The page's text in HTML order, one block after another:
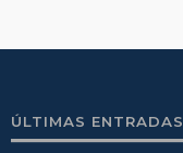
ÚLTIMAS ENTRADAS